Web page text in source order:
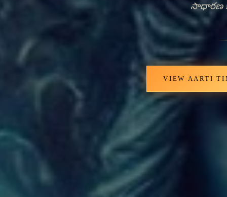
శివాలయం థోటాపలేం గ్రామంలో ఆంధ్ర
సమీపంలో ఉన్న ఒక స్థానంలో నిలిచి
మరియు సామాజిక సమావేశ కేంద్రం
ఆలయాల వలె, శివాలయం గ్రామ
ప్రతిబింబిస్తుంది, దేవతలు
అందిస్తుంది. థోటాపలేంలో ఆలయం
సంస్కృతిని సూచిస్తుంది, ఇక్కడ
ఉన్నాయి. సర్వసామర్థ్య నుండి
సమాజాలకు ముఖ్యమైన అర్థం కలిగి
తో సంబంధం చేసే ఆధ్యాత్మిక
కొనసాగించే